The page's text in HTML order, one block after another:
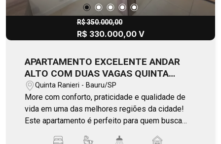
R$ 350.000,00
R$ 330.000,00 V
APARTAMENTO EXCELENTE ANDAR
ALTO COM DUAS VAGAS QUINTA
RANIERI GOLD
Quinta Ranieri - Bauru/SP
More com conforto, praticidade e qualidade de
vida em uma das melhores regiões da cidade!
Este apartamento é perfeito para quem busca